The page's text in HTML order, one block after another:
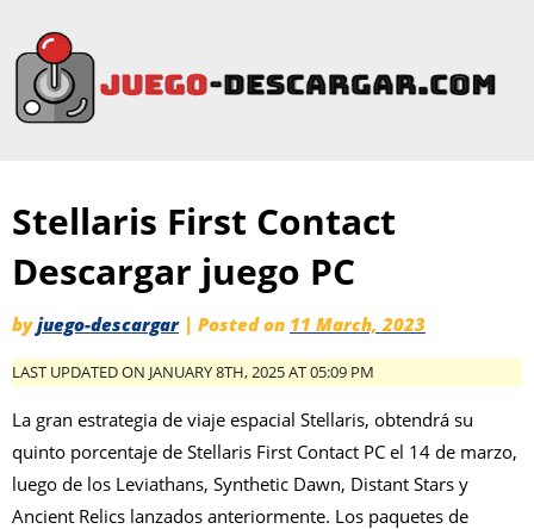
Stellaris First Contact
Descargar juego PC
byjuego-descargar | Posted on 11 March, 2023
LAST UPDATED ON JANUARY 8TH, 2025 AT 05:09 PM
La gran estrategia de viaje espacial Stellaris, obtendrá su
quinto porcentaje de Stellaris First Contact PC el 14 de marzo,
luego de los Leviathans, Synthetic Dawn, Distant Stars y
Ancient Relics lanzados anteriormente. Los paquetes de